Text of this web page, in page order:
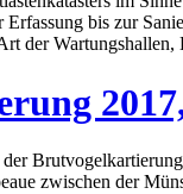
bis zur
der Wartungshallen,
zwischen der